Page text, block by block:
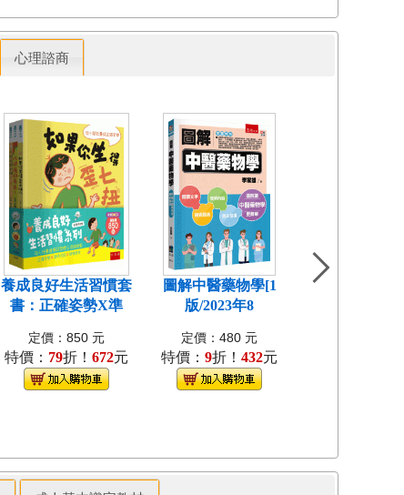
心理諮商
養成良好生活習慣套
書：正確姿勢X準
定價：850 元
特價： 79折！ 672元
圖解中醫藥物學[1
版/2023年8
定價：480 元
特價： 9折！ 432元
超圖解財務